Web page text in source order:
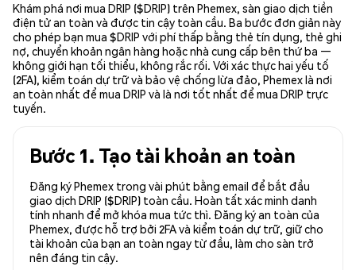
Khám phá nơi mua DRIP ($DRIP) trên Phemex, sàn giao dịch tiền
điện tử an toàn và được tin cậy toàn cầu. Ba bước đơn giản này
cho phép bạn mua $DRIP với phí thấp bằng thẻ tín dụng, thẻ ghi
nợ, chuyển khoản ngân hàng hoặc nhà cung cấp bên thứ ba —
không giới hạn tối thiểu, không rắc rối. Với xác thực hai yếu tố
(2FA), kiểm toán dự trữ và bảo vệ chống lừa đảo, Phemex là nơi
an toàn nhất để mua DRIP và là nơi tốt nhất để mua DRIP trực
tuyến.
Bước 1. Tạo tài khoản an toàn
Đăng ký Phemex trong vài phút bằng email để bắt đầu
giao dịch DRIP ($DRIP) toàn cầu. Hoàn tất xác minh danh
tính nhanh để mở khóa mua tức thì. Đăng ký an toàn của
Phemex, được hỗ trợ bởi 2FA và kiểm toán dự trữ, giữ cho
tài khoản của bạn an toàn ngay từ đầu, làm cho sàn trở
nên đáng tin cậy.